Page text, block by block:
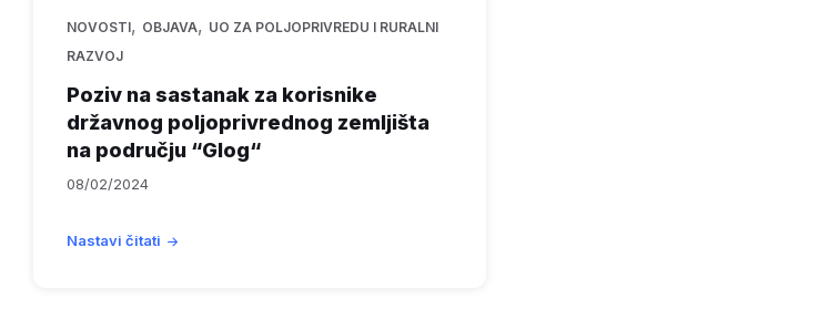
NOVOSTI, OBJAVA, UO ZA POLJOPRIVREDU I RURALNI
RAZVOJ
Poziv na sastanak za korisnike
državnog poljoprivrednog zemljišta
na području “Glog“
08/02/2024
Nastavi čitati